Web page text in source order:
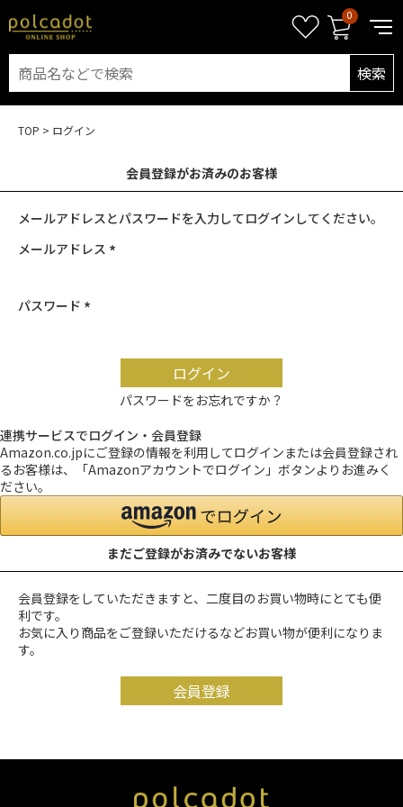
0
検索
TOP ログイン
会員登録がお済みのお客様
メールアドレス
パスワード
ログイン
パスワードをお忘れですか？
連携サービスでログイン・会員登録
Amazon.co.jpにご登録の情報を利用してログインまたは会員登録され
るお客様は、「Amazonアカウントでログイン」ボタンよりお進みく
ださい。
まだご登録がお済みでないお客様
会員登録をしていただきますと、二度目のお買い物時にとても便
利です。
お気に入り商品をご登録いただけるなどお買い物が便利になりま
す。
会員登録